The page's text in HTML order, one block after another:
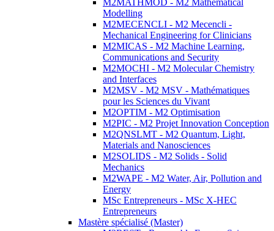
M2MATHMOD - M2 Mathematical
Modelling
M2MECENCLI - M2 Mecencli -
Mechanical Engineering for Clinicians
M2MICAS - M2 Machine Learning,
Communications and Security
M2MOCHI - M2 Molecular Chemistry
and Interfaces
M2MSV - M2 MSV - Mathématiques
pour les Sciences du Vivant
M2OPTIM - M2 Optimisation
M2PIC - M2 Projet Innovation Conception
M2QNSLMT - M2 Quantum, Light,
Materials and Nanosciences
M2SOLIDS - M2 Solids - Solid
Mechanics
M2WAPE - M2 Water, Air, Pollution and
Energy
MSc Entrepreneurs - MSc X-HEC
Entrepreneurs
Mastère spécialisé (Master)